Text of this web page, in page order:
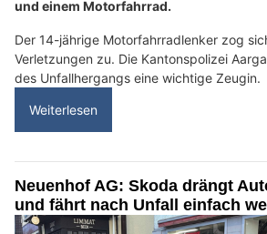
und einem Motorfahrrad.
Der 14-jährige Motorfahrradlenker zog
Verletzungen zu. Die Kantonspolizei
des Unfallhergangs eine wichtige Zeugin.
Weiterlesen
Neuenhof AG: Skoda drängt
und fährt nach Unfall einfach